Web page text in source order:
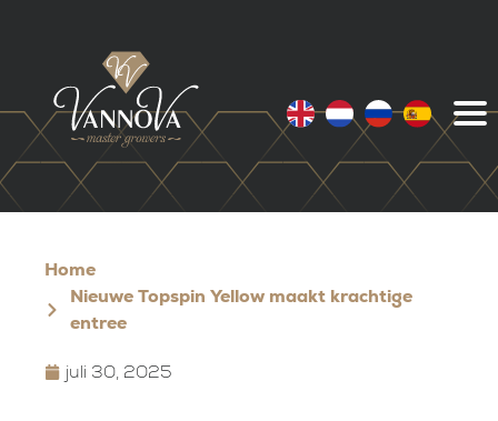
Home
Nieuwe Topspin Yellow maakt krachtige
entree
juli 30, 2025